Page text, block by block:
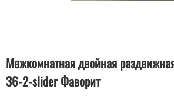
Межкомнатная двойная
36-2-slider Фаворит